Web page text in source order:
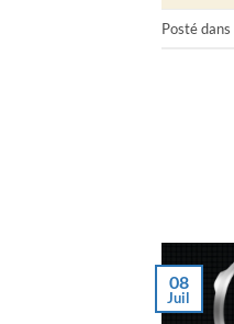
Posté dans
08
Juil